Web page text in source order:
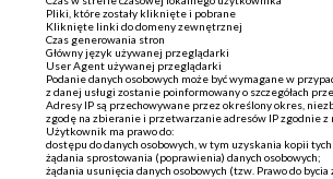
Pliki, które zostały kliknięte i pobrane
Kliknięte linki do domeny zewnętrznej
Czas generowania stron
Główny język używanej przeglądarki
User Agent używanej przeglądarki
Podanie danych osobowych może być wymagane w
z danej usługi zostanie poinformowany o szczegółach
Adresy IP są przechowywane przez określony okres,
zgodę na zbieranie i przetwarzanie adresów IP zgodnie
Użytkownik ma prawo do:
dostępu do danych osobowych, w tym uzyskania kopii tych
żądania sprostowania (poprawienia) danych osobowych;
żądania usunięcia danych osobowych (tzw. Prawo do